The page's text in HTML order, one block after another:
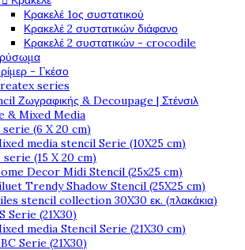
Κρακελέ 1ος συστατικού
Κρακελέ 2 συστατικών διάφανο
Κρακελέ 2 συστατικών - crocodile
- Γκέσο
series
Ζωγραφικής & Decoupage | Στένσιλ
& Mixed Media
serie (6 X 20 cm)
media stencil Serie (10X25 cm)
serie (15 X 20 cm)
Decor Midi Stencil (25x25 cm)
Trendy Shadow Stencil (25X25 cm)
stencil collection 30X30 εκ. (πλακάκια)
Serie (21X30)
media Stencil Serie (21X30 cm)
Serie (21X30)